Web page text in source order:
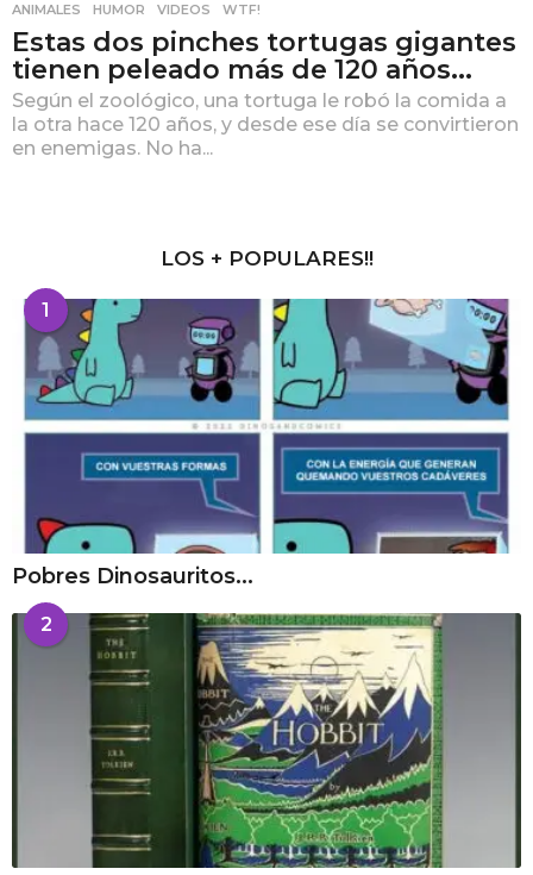
ANIMALES ,HUMOR ,VIDEOS ,WTF!
Estas dos pinches tortugas gigantes
tienen peleado más de 120 años...
Según el zoológico, una tortuga le robó la comida a
la otra hace 120 años, y desde ese día se convirtieron
en enemigas. No ha...
LOS + POPULARES!!
1
Pobres Dinosauritos...
2